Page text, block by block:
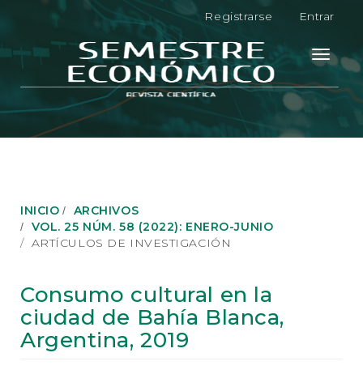
a
ó
n
c
l
C
o
n
Registrarse Entrar
Toggle
INICIO
ARCHIVOS
VOL. 25 NÚM. 58 (2022): ENERO-JUNIO
ARTÍCULOS DE INVESTIGACIÓN
Consumo cultural en la
ciudad de Bahía Blanca,
Argentina, 2019